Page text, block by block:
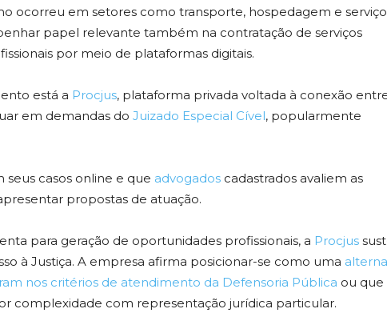
ocorreu em setores como transporte, hospedagem e
papel relevante também na contratação de serviços
por meio de plataformas digitais.
está a Procjus, plataforma privada voltada à conexão
em demandas do Juizado Especial Cível, popularmente
casos online e que advogados cadastrados avaliem as
propostas de atuação.
para geração de oportunidades profissionais, a Procjus
à Justiça. A empresa afirma posicionar-se como uma
nos critérios de atendimento da Defensoria Pública ou que
complexidade com representação jurídica particular.